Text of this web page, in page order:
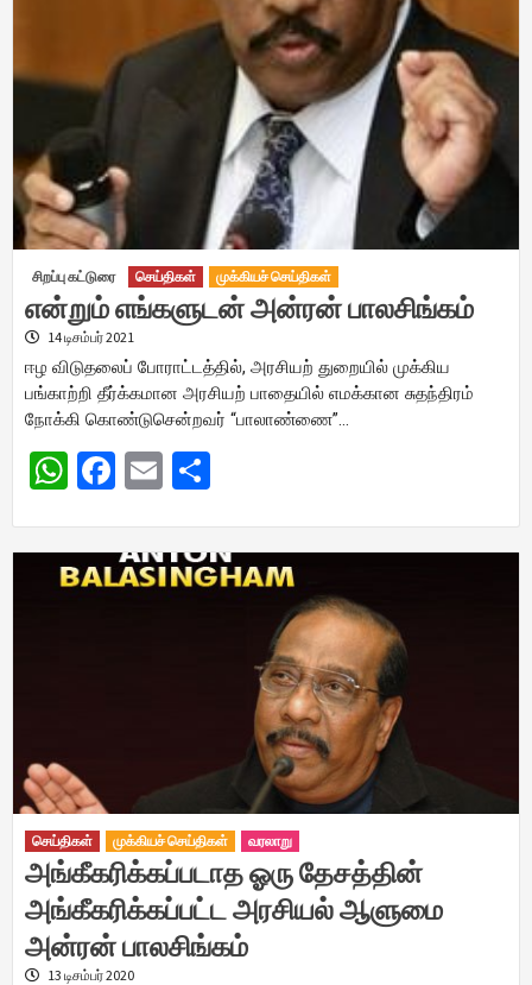
சிறப்பு கட்டுரை செய்திகள் முக்கியச் செய்திகள்
என்றும் எங்களுடன் அன்ரன் பாலசிங்கம்
14 டிசம்பர் 2021
ஈழ விடுதலைப் போராட்டத்தில், அரசியற் துறையில் முக்கிய
பங்காற்றி தீர்க்கமான அரசியற் பாதையில் எமக்கான சுதந்திரம்
நோக்கி கொண்டுசென்றவர் “பாலாண்ணை”…
WhatsApp
Facebook
Email
செய்திகள் முக்கியச் செய்திகள் வரலாறு
அங்கீகரிக்கப்படாத ஓரு தேசத்தின்
அங்கீகரிக்கப்பட்ட அரசியல் ஆளுமை
அன்ரன் பாலசிங்கம்
13 டிசம்பர் 2020